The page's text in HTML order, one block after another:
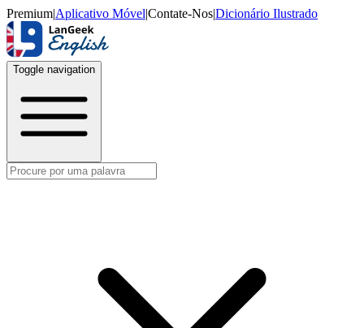
Premium|Aplicativo Móvel|Contate-Nos|Dicionário Ilustrado
Toggle navigation